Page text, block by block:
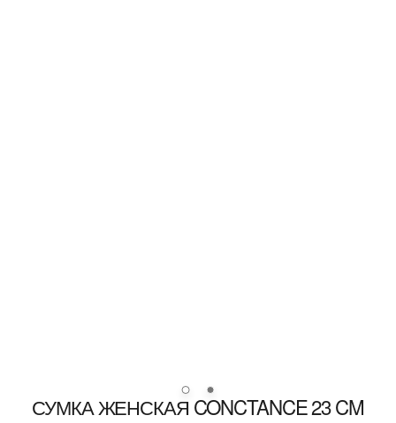
СУМКА ЖЕНСКАЯ CONCTANCE 23 CM